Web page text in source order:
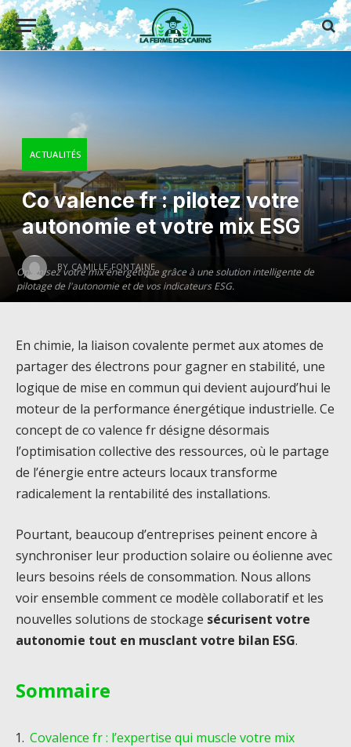
Optimisez votre mix énergétique grâce à une solution intelligente de
pilotage de l'autonomie et de vos indicateurs ESG.
ACTUALITÉS
Co valence fr : pilotez votre
autonomie et votre mix ESG
BY CAMILLE FONTAINE
En chimie, la liaison covalente permet aux atomes de
partager des électrons pour gagner en stabilité, une
logique de mise en commun qui devient aujourd’hui le
moteur de la performance énergétique industrielle. Ce
concept de co valence fr désigne désormais
l’optimisation collective des ressources, où le partage
de l’énergie entre acteurs locaux transforme
radicalement la rentabilité des installations.
Pourtant, beaucoup d’entreprises peinent encore à
synchroniser leur production solaire ou éolienne avec
leurs besoins réels de consommation. Nous allons
voir ensemble comment ce modèle collaboratif et les
nouvelles solutions de stockage sécurisent votre
autonomie tout en musclant votre bilan ESG.
Sommaire
Covalence fr : l’expertise qui muscle votre mix